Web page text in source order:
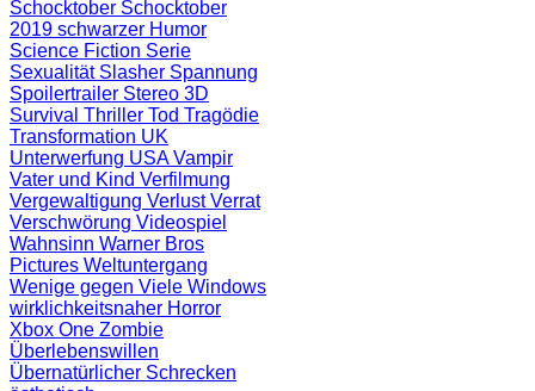
Schocktober Schocktober
2019 schwarzer Humor
Science Fiction Serie
Sexualität Slasher Spannung
Spoilertrailer Stereo 3D
Survival Thriller Tod Tragödie
Transformation UK
Unterwerfung USAVampir
Vater und Kind Verfilmung
Vergewaltigung VerlustVerrat
Verschwörung Videospiel
Wahnsinn Warner Bros
Pictures Weltuntergang
Wenige gegen Viele Windows
wirklichkeitsnaher Horror
Xbox One Zombie
Überlebenswillen
Übernatürlicher Schrecken